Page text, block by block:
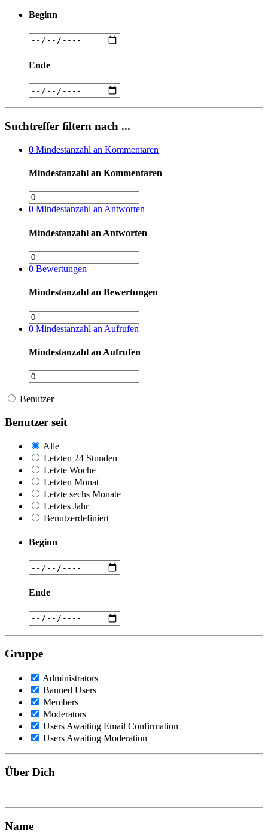
Beginn
Ende
Suchtreffer filtern nach ...
0 Mindestanzahl an Kommentaren
Mindestanzahl an Kommentaren
0 Mindestanzahl an Antworten
Mindestanzahl an Antworten
0 Bewertungen
Mindestanzahl an Bewertungen
0 Mindestanzahl an Aufrufen
Mindestanzahl an Aufrufen
Benutzer
Benutzer seit
Alle
Letzten 24 Stunden
Letzte Woche
Letzten Monat
Letzte sechs Monate
Letztes Jahr
Benutzerdefiniert
Beginn
Ende
Gruppe
Administrators
Banned Users
Members
Moderators
Users Awaiting Email Confirmation
Users Awaiting Moderation
Über Dich
Name